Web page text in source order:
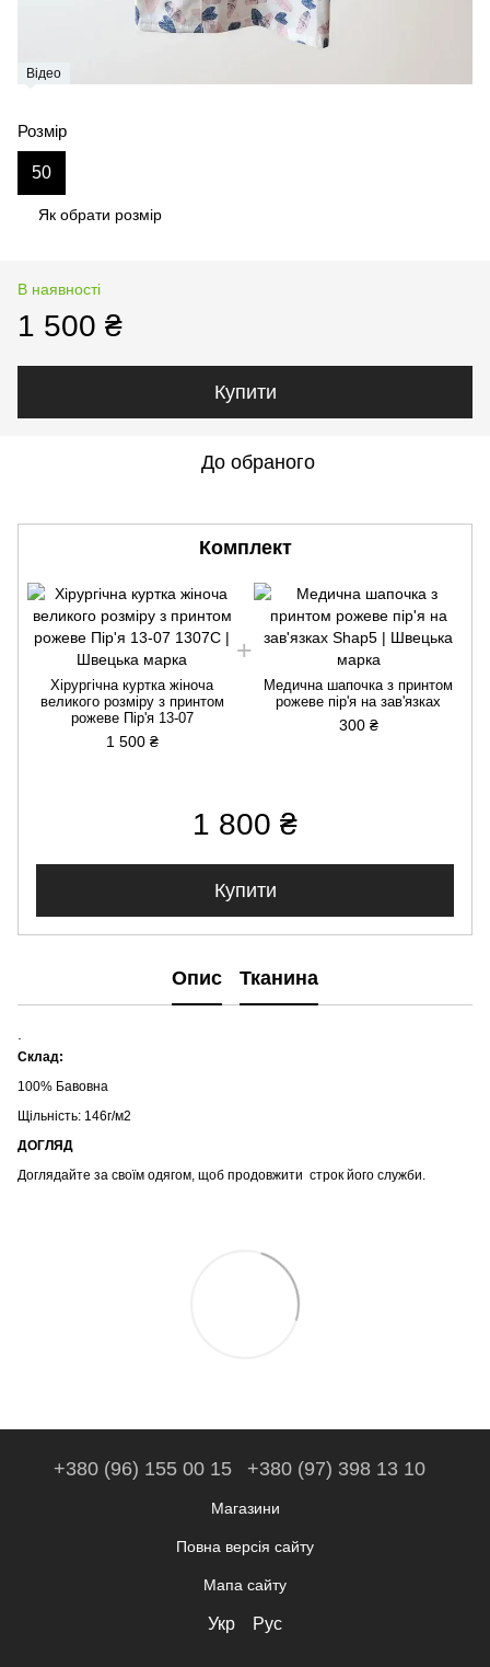
Відео
Розмір
50
Як обрати розмір
В наявності
1 500 ₴
Купити
До обраного
Комплект
Хірургічна куртка жіноча
великого розміру з принтом
рожеве Пір'я 13-07
1 500 ₴
Медична шапочка з принтом
рожеве пір'я на зав'язках
300 ₴
1 800 ₴
Купити
Опис Тканина
Склад:
100% Бавовна
Щільність: 146г/м2
ДОГЛЯД
Доглядайте за своїм одягом, щоб продовжити строк його служби.
+380 (96) 155 00 15 +380 (97) 398 13 10
Магазини
Повна версія сайту
Мапа сайту
Укр Рус